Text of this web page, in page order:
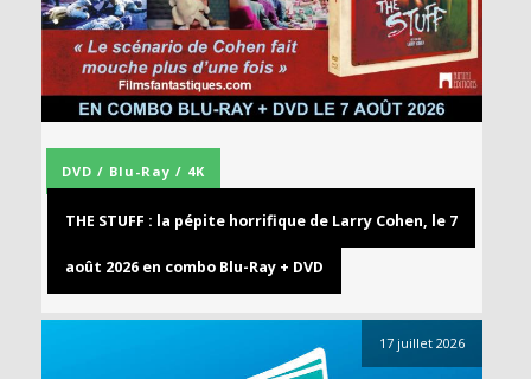
DVD / Blu-Ray / 4K
THE STUFF : la pépite horrifique de Larry Cohen, le 7
août 2026 en combo Blu-Ray + DVD
17 juillet 2026